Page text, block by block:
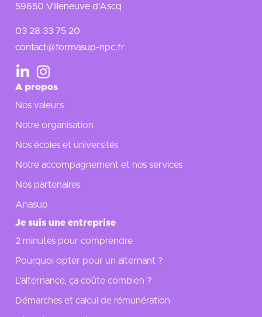
59650 Villeneuve d’Ascq
03 28 33 75 20
contact@formasup-npc.fr
A propos
Nos valeurs
Notre organisation
Nos écoles et universités
Notre accompagnement et nos services
Nos partenaires
Anasup
Je suis une entreprise
2 minutes pour comprendre
Pourquoi opter pour un alternant ?
L’alternance, ça coûte combien ?
Démarches et calcul de rémunération